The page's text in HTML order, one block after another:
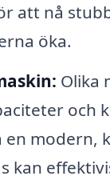
att nå
öka.
Olika
och
en modern,
kan